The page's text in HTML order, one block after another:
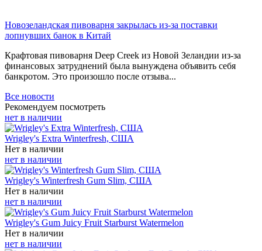
Новозеландская пивоварня закрылась из-за поставки
лопнувших банок в Китай
Крафтовая пивоварня Deep Creek из Новой Зеландии из-за
финансовых затруднений была вынуждена объявить себя
банкротом. Это произошло после отзыва...
Все новости
Рекомендуем посмотреть
нет в наличии
Wrigley's Extra Winterfresh, США
Нет в наличии
нет в наличии
Wrigley's Winterfresh Gum Slim, США
Нет в наличии
нет в наличии
Wrigley's Gum Juicy Fruit Starburst Watermelon
Нет в наличии
нет в наличии